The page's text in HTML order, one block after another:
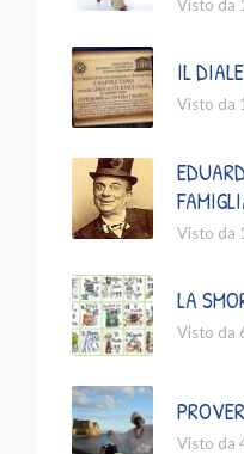
Visto da
IL
Visto da
Visto da
LA
Visto da
Visto da